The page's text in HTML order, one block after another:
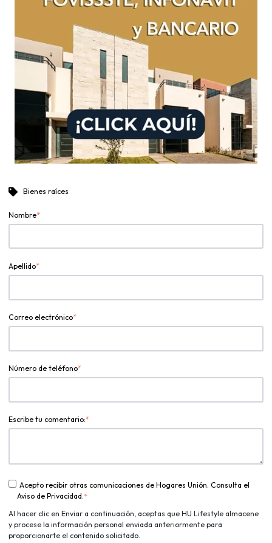
Bienes raíces
Nombre*
Apellido*
Correo electrónico*
Número de teléfono*
Escribe tu comentario:*
Acepto recibir otras comunicaciones de Hogares Unión. Consulta el
Aviso de Privacidad.*
Al hacer clic en Enviar a continuación, aceptas que HU Lifestyle almacene
y procese la información personal enviada anteriormente para
proporcionarte el contenido solicitado.